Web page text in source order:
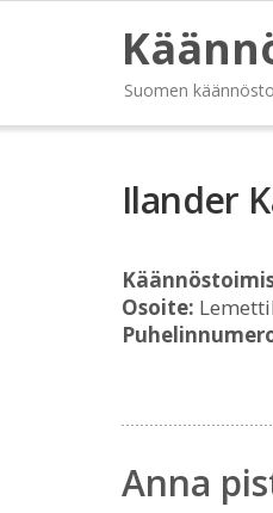
Suomen
Ilander
Osoite:
Anna